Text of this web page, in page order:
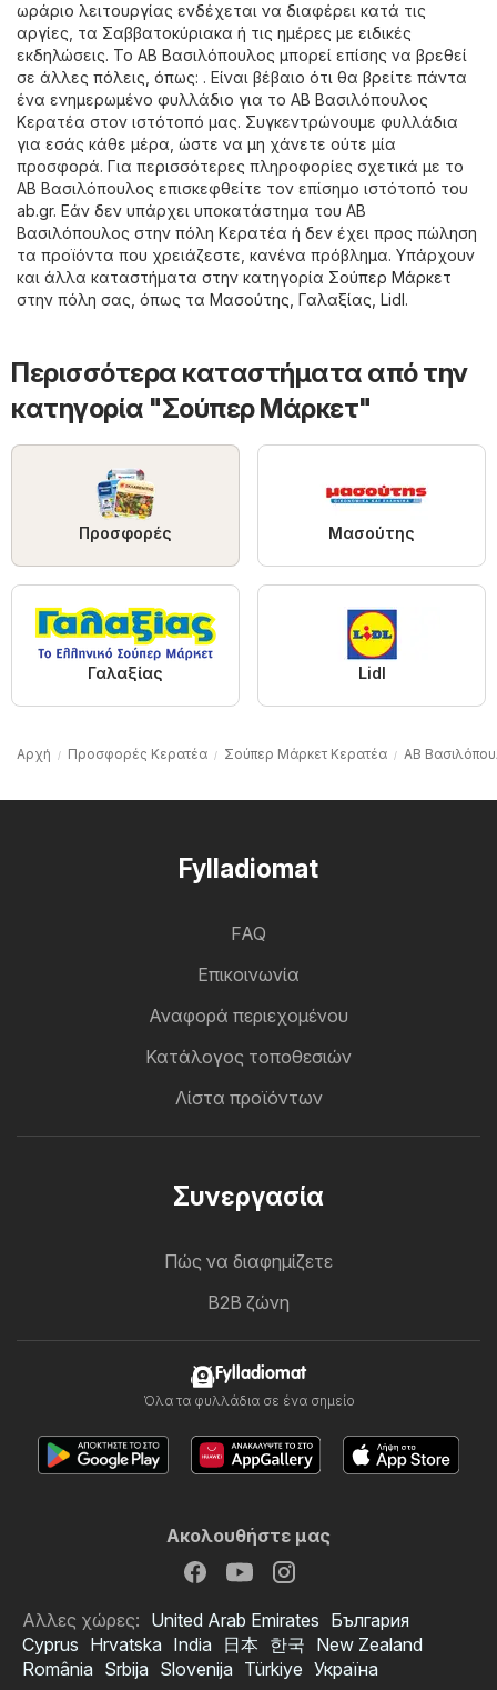
ωράριο λειτουργίας ενδέχεται να διαφέρει κατά τις
αργίες, τα Σαββατοκύριακα ή τις ημέρες με ειδικές
εκδηλώσεις. Το ΑΒ Βασιλόπουλος μπορεί επίσης να βρεθεί
σε άλλες πόλεις, όπως: . Είναι βέβαιο ότι θα βρείτε πάντα
ένα ενημερωμένο φυλλάδιο για το ΑΒ Βασιλόπουλος
Κερατέα στον ιστότοπό μας. Συγκεντρώνουμε φυλλάδια
για εσάς κάθε μέρα, ώστε να μη χάνετε ούτε μία
προσφορά. Για περισσότερες πληροφορίες σχετικά με το
ΑΒ Βασιλόπουλος επισκεφθείτε τον επίσημο ιστότοπό του
ab.gr. Εάν δεν υπάρχει υποκατάστημα του ΑΒ
Βασιλόπουλος στην πόλη Κερατέα ή δεν έχει προς πώληση
τα προϊόντα που χρειάζεστε, κανένα πρόβλημα. Υπάρχουν
και άλλα καταστήματα στην κατηγορία Σούπερ Μάρκετ
στην πόλη σας, όπως τα Μασούτης Γαλαξίας Lidl.
Περισσότερα καταστήματα από την
κατηγορία "Σούπερ Μάρκετ"
Προσφορές Μασούτης
Γαλαξίας Lidl
Αρχή Προσφορές Κερατέα Σούπερ Μάρκετ Κερατέα ΑΒ
Fylladiomat
FAQ
Επικοινωνία
Αναφορά περιεχομένου
Κατάλογος τοποθεσιών
Λίστα προϊόντων
Συνεργασία
Πώς να διαφημίζετε
B2B ζώνη
Fylladiomat
Όλα τα φυλλάδια σε ένα σημείο
Ακολουθήστε μας
Αλλες χώρες: United Arab Emirates България
Cyprus Hrvatska India 日本 한국 New Zealand
România Srbija Slovenija Türkiye Україна